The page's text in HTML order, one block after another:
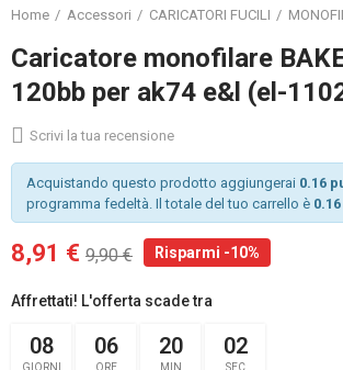
Home Accessori CARICATORI FUCILI
Caricatore monofilare
120bb per ak74 e&l (el-
Scrivi la tua recensione
Acquistando questo prodotto aggiungerai 0.16
programma fedeltà. Il totale del tuo carrello è
8,91 € 9,90 € Risparmi -10%
Affrettati! L'offerta scade tra
08
GIORNI
06
ORE
20
MIN
02
SEC